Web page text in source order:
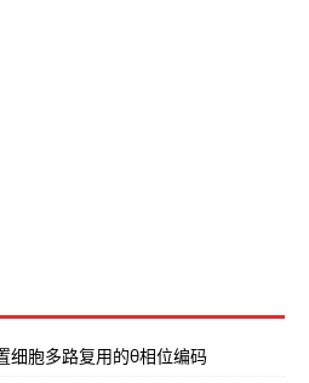
细胞多路复用的θ相位编码